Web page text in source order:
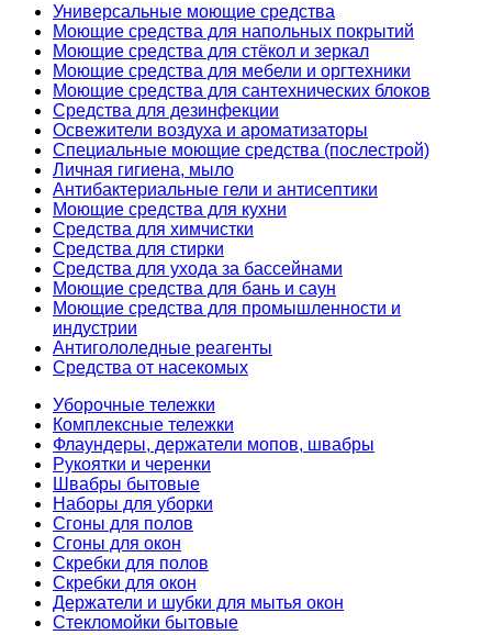
Универсальные моющие средства
Моющие средства для напольных покрытий
Моющие средства для стёкол и зеркал
Моющие средства для мебели и оргтехники
Моющие средства для сантехнических блоков
Средства для дезинфекции
Освежители воздуха и ароматизаторы
Специальные моющие средства (послестрой)
Личная гигиена, мыло
Антибактериальные гели и антисептики
Моющие средства для кухни
Средства для химчистки
Средства для стирки
Средства для ухода за бассейнами
Моющие средства для бань и саун
Моющие средства для промышленности и
индустрии
Антигололедные реагенты
Средства от насекомых
Уборочные тележки
Комплексные тележки
Флаундеры, держатели мопов, швабры
Рукоятки и черенки
Швабры бытовые
Наборы для уборки
Сгоны для полов
Сгоны для окон
Скребки для полов
Скребки для окон
Держатели и шубки для мытья окон
Стекломойки бытовые